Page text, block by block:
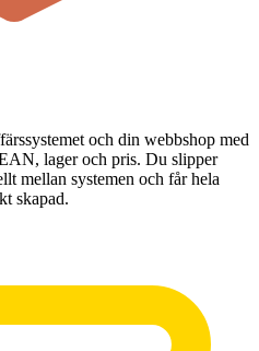
och din webbshop med
lager och pris. Du slipper
mellan systemen och får hela
skapad.